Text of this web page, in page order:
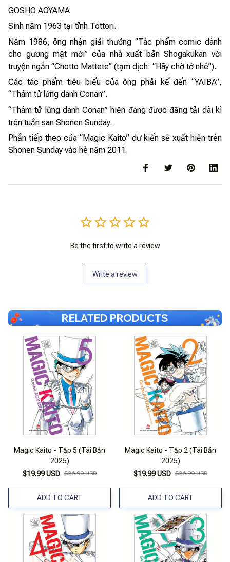
GOSHO AOYAMA
Sinh năm 1963 tại tỉnh Tottori.
Năm 1986, ông nhận giải thưởng “Tác phẩm comic dành
cho gương mặt mới” của nhà xuất bản Shogakukan với
truyện ngắn “Chotto Mattete” (tạm dịch: “Hãy chờ tớ nhé”).
Các tác phẩm tiêu biểu của ông phải kể đến “YAIBA”,
“Thám tử lừng danh Conan”.
“Thám tử lừng danh Conan” hiện đang được đăng tải dài kì
trên tuần san Shonen Sunday.
Phần tiếp theo của “Magic Kaito” dự kiến sẽ xuất hiện trên
Shonen Sunday vào hè năm 2011.
Be the first to write a review
Write a review
RELATED PRODUCTS
Magic Kaito - Tập 5 (Tái Bản
2025)
$19.99 USD $26.99 USD
ADD TO CART
Magic Kaito - Tập 2 (Tái Bản
2025)
$19.99 USD $26.99 USD
ADD TO CART